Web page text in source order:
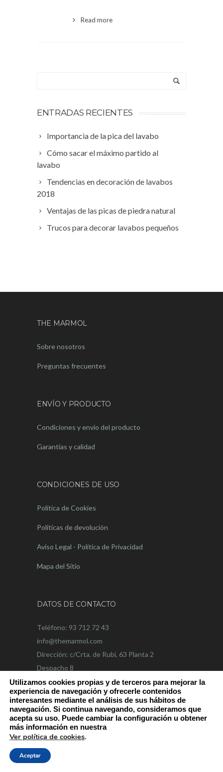
Read more
ENTRADAS RECIENTES
Importancia de la pica del lavabo
Cómo sacar el máximo partido al
lavabo
Tendencias en decoración de lavabos
2018
Ventajas de las picas de piedra natural
Trucos para decorar lavabos pequeños
THE MARMOL
Sobre nosotros
Preguntas frecuentes
ENVÍO Y PRODUCTO
Condiciones y envío del producto
Garantias y calidad
CONDICIONES DE USO
Política de Cookies
Políticas de devolución
Aviso Legal - Política de Privacidad
Mapa del Sitio
DATOS DE CONTACTO
Teléfono: 93 712 72 43
info@themarmol.com
Dirección: c/Crta. de Rubí, 63 Planta 2
Despacho 8
68191 Rubí
Web desarrollada y diseñada por la agencia de
Utilizamos cookies propias y de terceros para mejorar la
experiencia de navegación y ofrecerle contenidos
interesantes mediante el análisis de sus hábitos de
navegación. Si continua navegando, consideramos que
acepta su uso. Puede cambiar la configuración u obtener
más información en nuestra
Ver política de cookies.
Aceptar